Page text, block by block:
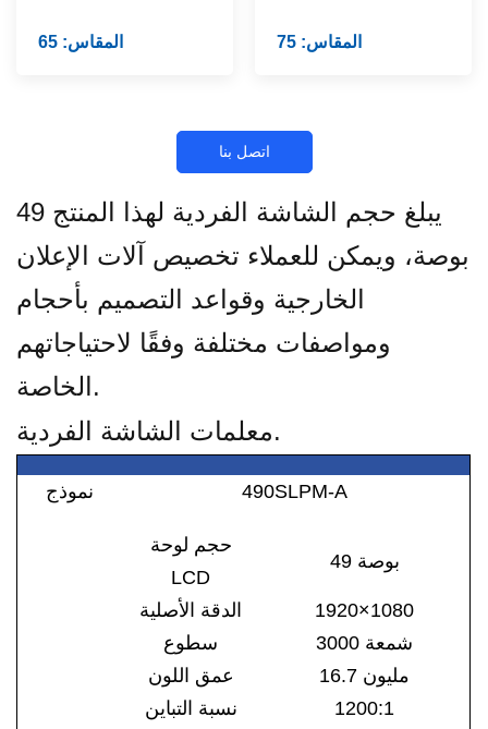
المقاس: 65 المقاس: 75
اتصل بنا
يبلغ حجم الشاشة الفردية لهذا المنتج 49
بوصة، ويمكن للعملاء تخصيص آلات الإعلان
الخارجية وقواعد التصميم بأحجام
ومواصفات مختلفة وفقًا لاحتياجاتهم
الخاصة.
معلمات الشاشة الفردية.
نموذج 490SLPM-A
حجم لوحة
LCD
49 بوصة
الدقة الأصلية
1920×1080
سطوع
3000 شمعة
عمق اللون
16.7 مليون
نسبة التباين
1200:1